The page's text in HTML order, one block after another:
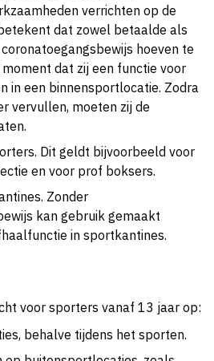
verrichten op de
dat zowel betaalde als
hoeven te
dat zij een functie voor
in een binnensportlocatie. Zodra
vervullen, moeten zij de
Dit geldt bijvoorbeeld voor
en voor prof boksers.
Zonder
kan gebruik gemaakt
in sportkantines.
voor sporters vanaf 13 jaar op:
behalve tijdens het sporten.